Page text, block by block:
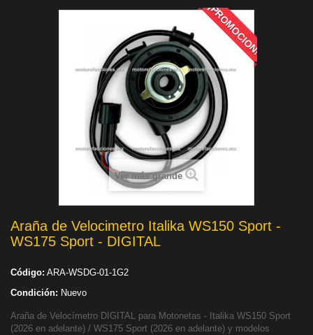
¡PROMOCION!
Ver más grande
Araña de Velocimetro Italika WS150 Sport -
WS175 Sport - DIGITAL
Código: ARA-WSDG-01-1G2
Condición: Nuevo
Araña de Velocímetro DIGITAL para Motonetas - Italika WS150 Sport
(2026 en adelante) / WS175 Sport (2026 en adelante) y modelos